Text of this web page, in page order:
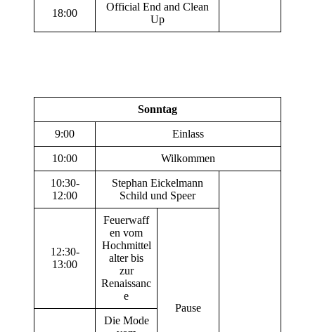
18:00
Official End and Clean
Up
Sonntag
9:00 Einlass
10:00 Wilkommen
10:30-
12:00
Stephan Eickelmann
Schild und Speer
12:30-
13:00
Feuerwaff
en vom
Hochmittel
alter bis
zur
Renaissanc
e
Pause
Die Mode